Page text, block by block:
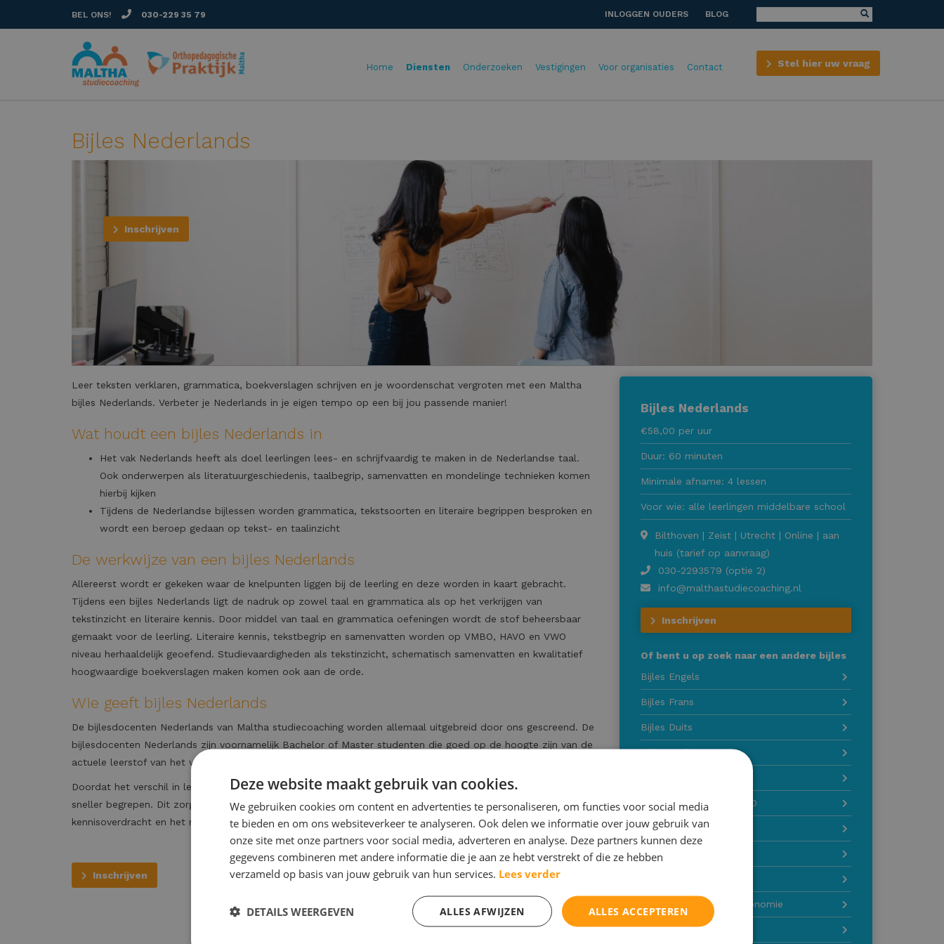
BEL ONS! 030-229 35 79 INLOGGEN OUDERS BLOG
Home Diensten Onderzoeken Vestigingen Voor organisaties Contact Stel hier uw vraag
Bijles Nederlands
Inschrijven
Leer teksten verklaren, grammatica, boekverslagen schrijven en je woordenschat vergroten met een Maltha
bijles Nederlands. Verbeter je Nederlands in je eigen tempo op een bij jou passende manier!
Wat houdt een bijles Nederlands in
Het vak Nederlands heeft als doel leerlingen lees- en schrijfvaardig te maken in de Nederlandse taal.
Ook onderwerpen als literatuurgeschiedenis, taalbegrip, samenvatten en mondelinge technieken komen
hierbij kijken
Tijdens de Nederlandse bijlessen worden grammatica, tekstsoorten en literaire begrippen besproken en
wordt een beroep gedaan op tekst- en taalinzicht
De werkwijze van een bijles Nederlands
Allereerst wordt er gekeken waar de knelpunten liggen bij de leerling en deze worden in kaart gebracht.
Tijdens een bijles Nederlands ligt de nadruk op zowel taal en grammatica als op het verkrijgen van
tekstinzicht en literaire kennis. Door middel van taal en grammatica oefeningen wordt de stof beheersbaar
gemaakt voor de leerling. Literaire kennis, tekstbegrip en samenvatten worden op VMBO, HAVO en VWO
niveau herhaaldelijk geoefend. Studievaardigheden als tekstinzicht, schematisch samenvatten en kwalitatief
hoogwaardige boekverslagen maken komen ook aan de orde.
Wie geeft bijles Nederlands
De bijlesdocenten Nederlands van Maltha studiecoaching worden allemaal uitgebreid door ons gescreend. De
bijlesdocenten Nederlands zijn voornamelijk Bachelor of Master studenten die goed op de hoogte zijn van de
actuele leerstof van het vak.
Doordat het verschil in leeftijd tussen de bijlesdocent en de leerling niet groot is wordt uw zoon of dochter
sneller begrepen. Dit zorgt voor een snellere en goede communicatie, wat ten goede komt aan de
kennisoverdracht en het resultaat van de bijles Nederlands.
Inschrijven
Bijles Nederlands
€58,00 per uur
Duur: 60 minuten
Minimale afname: 4 lessen
Voor wie: alle leerlingen middelbare school
Bilthoven | Zeist | Utrecht | Online | aan
huis (tarief op aanvraag)
030-2293579 (optie 2)
info@malthastudiecoaching.nl
Inschrijven
Of bent u op zoek naar een andere bijles
Bijles Engels
Bijles Frans
Bijles Duits
Bijles Latijn
Bijles Wiskunde A-B-C-D
Bijles Natuurkunde
Bijles Scheikunde
Bijles M&O / bedrijfseconomie
Bijles Economie
Deze website maakt gebruik van cookies.
We gebruiken cookies om content en advertenties te personaliseren, om functies voor social media
te bieden en om ons websiteverkeer te analyseren. Ook delen we informatie over jouw gebruik van
onze site met onze partners voor social media, adverteren en analyse. Deze partners kunnen deze
gegevens combineren met andere informatie die je aan ze hebt verstrekt of die ze hebben
verzameld op basis van jouw gebruik van hun services. Lees verder
ALLES ACCEPTEREN
ALLES AFWIJZEN
DETAILS WEERGEVEN